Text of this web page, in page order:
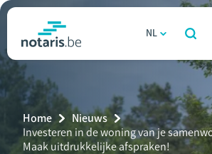
Overslaan
naar
de
inhoud
gaan
notaris.behomepage
NL
OPEN
ZOEKEN
Wonen
Relatie & samenleven
VIND EEN NOTARIS
Breadcrumb
Home
Nieuws
Current
Page:
Investeren in de woning van je
Maak uitdrukkelijke afspraken!